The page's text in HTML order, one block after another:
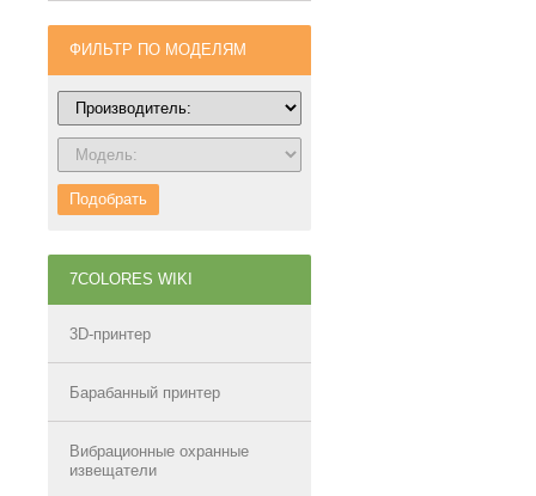
ФИЛЬТР ПО МОДЕЛЯМ
Подобрать
7COLORES WIKI
3D-принтер
Барабанный принтер
Вибрационные охранные
извещатели